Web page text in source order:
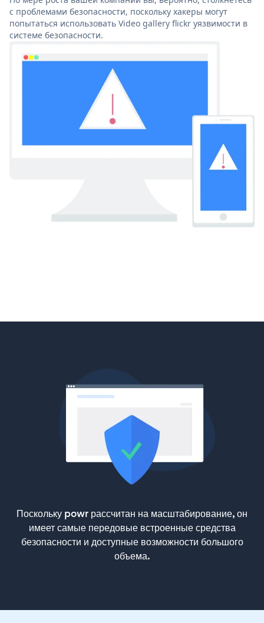
с проблемами безопасности, поскольку хакеры могут
попытаться использовать Video gallery flickr уязвимости в
системе безопасности.
Поскольку powr рассчитан на масштабирование, он
имеет самые передовые встроенные средства
безопасности и доступные возможности большого
объема.